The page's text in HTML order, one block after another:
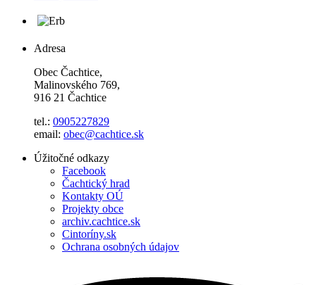
Adresa
Obec Čachtice,
Malinovského 769,
916 21 Čachtice
tel.: 0905227829
email: obec@cachtice.sk
Úžitočné odkazy
Facebook
Čachtický hrad
Kontakty OÚ
Projekty obce
archiv.cachtice.sk
Cintoríny.sk
Ochrana osobných údajov